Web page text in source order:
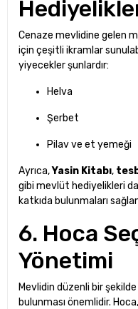
Cenaze mevlidine gelen
için çeşitli ikramlar
yiyecekler şunlardır:
Helva
Şerbet
Pilav ve et yemeği
Ayrıca,Yasin Kitabı,
gibi mevlüt hediyelikleri
katkıda bulunmaları
6. Hoca
Yönetimi
Mevlidin düzenli bir
bulunması önemlidir.